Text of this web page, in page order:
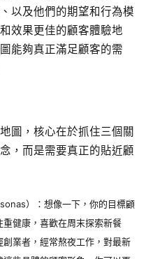
以及他們的期望和行為模
效果更佳的顧客體驗地
能夠真正滿足顧客的需
圖，核心在於抓住三個關
，而是需要真正的貼近顧
）：想像一下，你的目標顧
健康，喜歡在周末探索新餐
業者，經常熬夜工作，對最新